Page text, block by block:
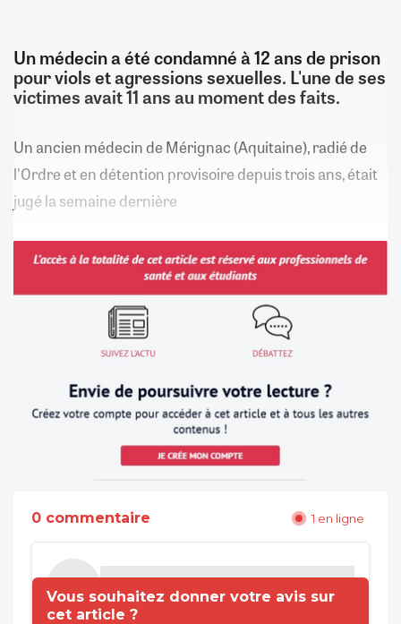
Un médecin a été condamné à 12 ans de prison
pour viols et agressions sexuelles. L'une de ses
victimes avait 11 ans au moment des faits.
Un ancien médecin de Mérignac (Aquitaine), radié de
l'Ordre et en détention provisoire depuis trois ans, était
jugé la semaine dernière
0 commentaire 1 en ligne
Vous souhaitez donner votre avis sur
cet article ?